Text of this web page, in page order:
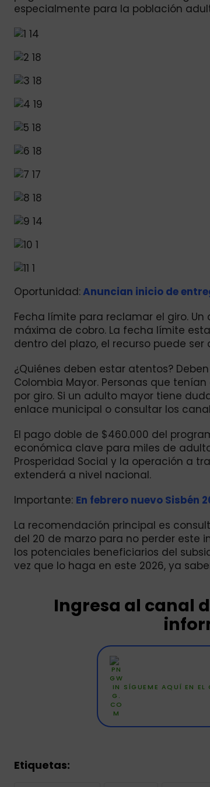
especialmente para la población
Oportunidad:Anuncian inicio de
Fecha límite para reclamar el giro.
máxima de cobro. La fecha límite
dentro del plazo, el recurso puede
¿Quiénes deben estar atentos?
Colombia Mayor. Personas que
por giro. Si un adulto mayor tiene
enlace municipal o consultar los
El pago doble de $460.000 del
económica clave para miles de
Prosperidad Social y la operación a
extenderá a nivel nacional.
Importante: En febrero nuevo Sisbén
La recomendación principal es
del 20 de marzo para no perder este
los potenciales beneficiarios del
vez que lo haga en este 2026, ya
Ingresa al canal
SÍGUEME AQUÍ EN EL
Etiquetas: